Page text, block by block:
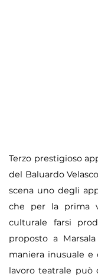
Terzo prestigioso
del Baluardo
scena uno degli
che per la prima
culturale farsi
proposto a
maniera inusuale e
lavoro teatrale può